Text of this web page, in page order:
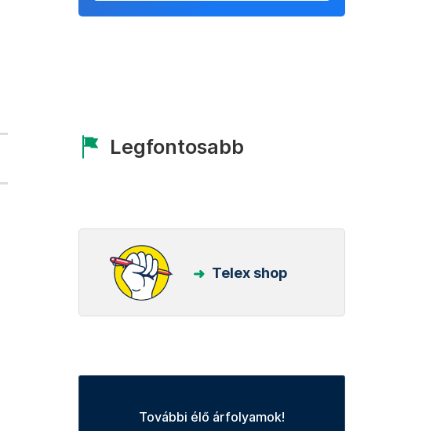
Legfontosabb
Telex shop
További élő árfolyamok!